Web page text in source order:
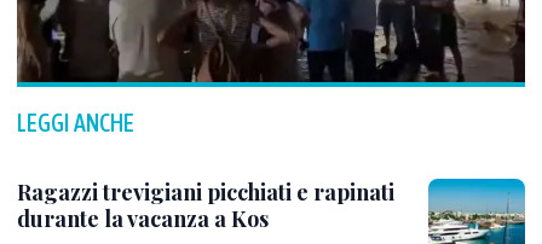
LEGGI ANCHE
Ragazzi trevigiani picchiati e rapinati
durante la vacanza a Kos